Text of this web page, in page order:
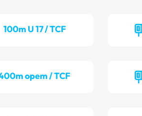
100m U 17 / TCF
opem / TCF